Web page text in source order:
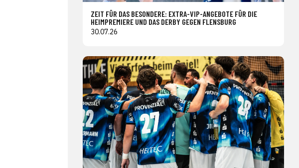
ZEIT FÜR DAS BESONDERE: EXTRA-VIP-ANGEBOTE FÜR DIE
HEIMPREMIERE UND DAS DERBY GEGEN FLENSBURG
30.07.26